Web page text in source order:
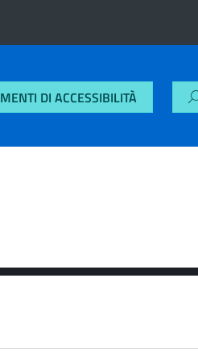
DI ACCESSIBILITÀ